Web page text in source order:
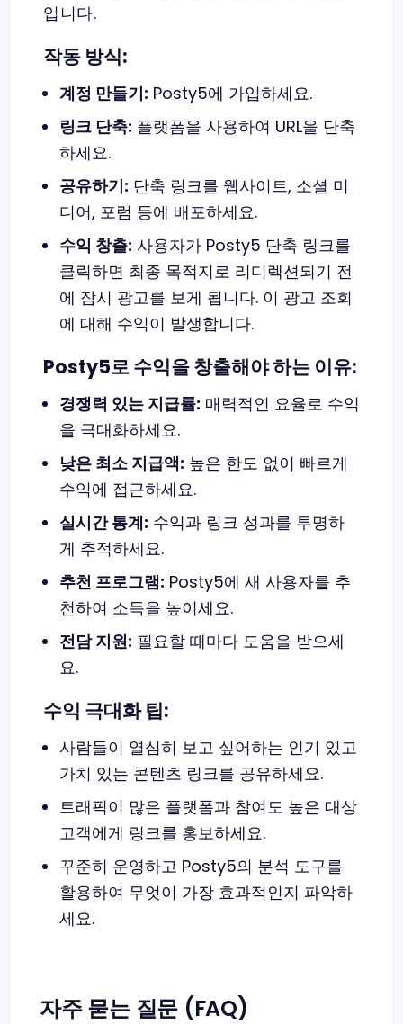
입니다.
작동 방식:
계정 만들기: Posty5에 가입하세요.
링크 단축: 플랫폼을 사용하여 URL을 단축
하세요.
공유하기: 단축 링크를 웹사이트, 소셜 미
디어, 포럼 등에 배포하세요.
수익 창출: 사용자가 Posty5 단축 링크를
클릭하면 최종 목적지로 리디렉션되기 전
에 잠시 광고를 보게 됩니다. 이 광고 조회
에 대해 수익이 발생합니다.
Posty5로 수익을 창출해야 하는 이유:
경쟁력 있는 지급률: 매력적인 요율로 수익
을 극대화하세요.
낮은 최소 지급액: 높은 한도 없이 빠르게
수익에 접근하세요.
실시간 통계: 수익과 링크 성과를 투명하
게 추적하세요.
추천 프로그램: Posty5에 새 사용자를 추
천하여 소득을 높이세요.
전담 지원: 필요할 때마다 도움을 받으세
요.
수익 극대화 팁:
사람들이 열심히 보고 싶어하는 인기 있고
가치 있는 콘텐츠 링크를 공유하세요.
트래픽이 많은 플랫폼과 참여도 높은 대상
고객에게 링크를 홍보하세요.
꾸준히 운영하고 Posty5의 분석 도구를
활용하여 무엇이 가장 효과적인지 파악하
세요.
자주 묻는 질문 (FAQ)